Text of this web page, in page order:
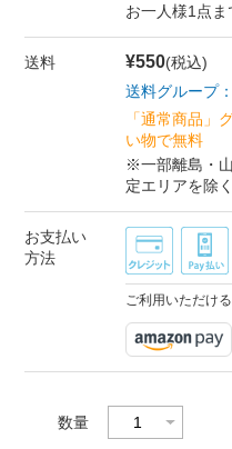
お一人様1点ま
送料 ¥550(税込)
送料グループ：
「通常商品」
い物で無料
※一部離島・
定エリアを除く
お支払い
方法
ご利用いただけ
数量